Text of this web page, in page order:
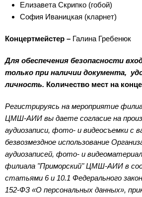
Елизавета Скрипко (гобой)
София Иваницкая (кларнет)
Концертмейстер – Галина Гребенюк
Для обеспечения безопасности
только при наличии документа,
личность. Количество мест на
Регистрируясь на мероприятие
ЦМШ-АИИ вы даете согласие на
аудиозаписи, фото- и видеосъемки с
безвозмездное использование
аудиозаписей, фото- и
филиала "Приморский" ЦМШ-АИИ в
статьями 6 и 10.1 Федерального
152-ФЗ «О персональных данных»,